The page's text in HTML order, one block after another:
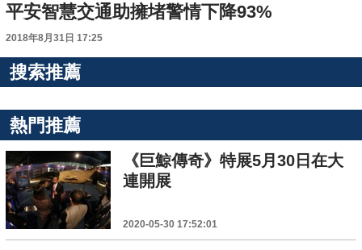
平安智慧交通助擁堵警情下降93%
2018年8月31日 17:25
搜索推薦
熱門推薦
《巨鯨傳奇》特展5月30日在大
連開展
2020-05-30 17:52:01